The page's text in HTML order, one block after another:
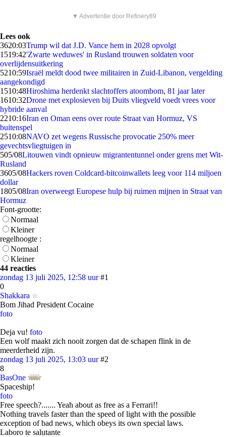
▼ Advertentie door Refinery89
Lees ook
3620:03Trump wil dat J.D. Vance hem in 2028 opvolgt
1519:42'Zwarte weduwes' in Rusland trouwen soldaten voor
overlijdensuitkering
5210:59Israël meldt dood twee militairen in Zuid-Libanon, vergelding
aangekondigd
1510:48Hiroshima herdenkt slachtoffers atoombom, 81 jaar later
1610:32Drone met explosieven bij Duits vliegveld voedt vrees voor
hybride aanval
2210:16Iran en Oman eens over route Straat van Hormuz, VS
buitenspel
2510:08NAVO zet wegens Russische provocatie 250% meer
gevechtsvliegtuigen in
505/08Litouwen vindt opnieuw migrantentunnel onder grens met Wit-
Rusland
3605/08Hackers roven Coldcard-bitcoinwallets leeg voor 114 miljoen
dollar
1805/08Iran overweegt Europese hulp bij ruimen mijnen in Straat van
Hormuz
Font-grootte:
Normaal
Kleiner
regelhoogte :
Normaal
Kleiner
44 reacties
zondag 13 juli 2025, 12:58 uur #1
0
Shakkara
Bom Jihad President Cocaine
foto
Deja vu! foto
Een wolf maakt zich nooit zorgen dat de schapen flink in de
meerderheid zijn.
zondag 13 juli 2025, 13:03 uur #2
8
BasOne
Spaceship!
foto
Free speech?....... Yeah about as free as a Ferrari!!
Nothing travels faster than the speed of light with the possible
exception of bad news, which obeys its own special laws.
Laboro te salutante